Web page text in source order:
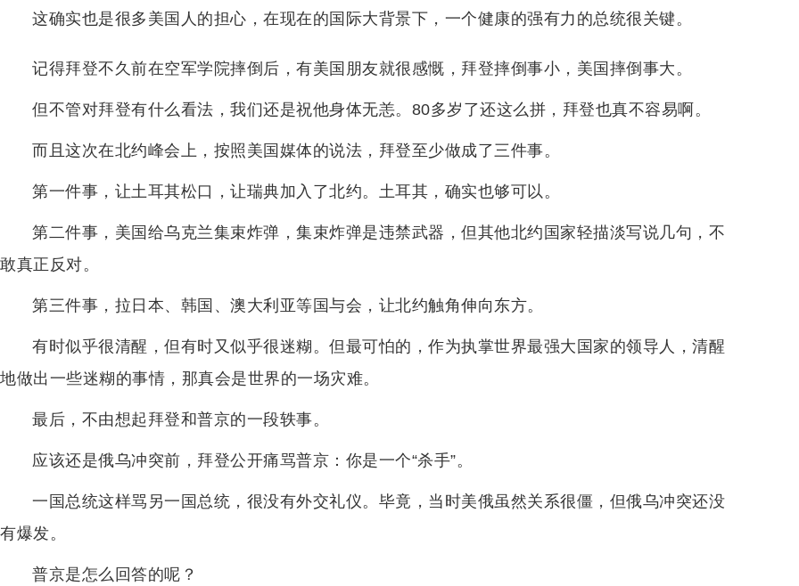
这确实也是很多美国人的担心，在现在的国际大背景下，一个健康的强有力的总统很关键。
记得拜登不久前在空军学院摔倒后，有美国朋友就很感慨，拜登摔倒事小，美国摔倒事大。
但不管对拜登有什么看法，我们还是祝他身体无恙。80多岁了还这么拼，拜登也真不容易啊。
而且这次在北约峰会上，按照美国媒体的说法，拜登至少做成了三件事。
第一件事，让土耳其松口，让瑞典加入了北约。土耳其，确实也够可以。
第二件事，美国给乌克兰集束炸弹，集束炸弹是违禁武器，但其他北约国家轻描淡写说几句，不
敢真正反对。
第三件事，拉日本、韩国、澳大利亚等国与会，让北约触角伸向东方。
有时似乎很清醒，但有时又似乎很迷糊。但最可怕的，作为执掌世界最强大国家的领导人，清醒
地做出一些迷糊的事情，那真会是世界的一场灾难。
最后，不由想起拜登和普京的一段轶事。
应该还是俄乌冲突前，拜登公开痛骂普京：你是一个“杀手”。
一国总统这样骂另一国总统，很没有外交礼仪。毕竟，当时美俄虽然关系很僵，但俄乌冲突还没
有爆发。
普京是怎么回答的呢？